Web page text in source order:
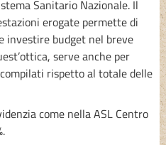
Sanitario Nazionale. Il
erogate permette di
investire budget nel breve
serve anche per
rispetto al totale delle
come nella ASL Centro